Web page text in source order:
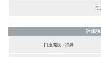
ラ
評価
口座開設・特典